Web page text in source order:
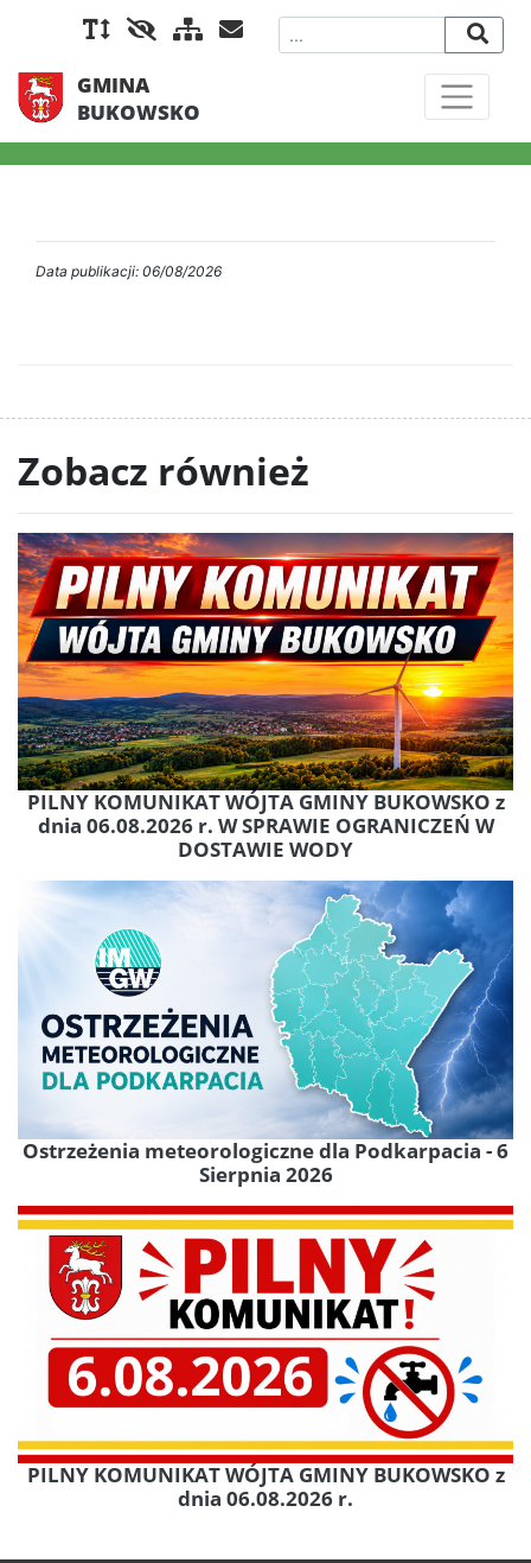
GMINA
BUKOWSKO
Data publikacji: 06/08/2026
Zobacz również
PILNY KOMUNIKAT WÓJTA GMINY BUKOWSKO z
dnia 06.08.2026 r. W SPRAWIE OGRANICZEŃ W
DOSTAWIE WODY
Ostrzeżenia meteorologiczne dla Podkarpacia - 6
Sierpnia 2026
PILNY KOMUNIKAT WÓJTA GMINY BUKOWSKO z
dnia 06.08.2026 r.